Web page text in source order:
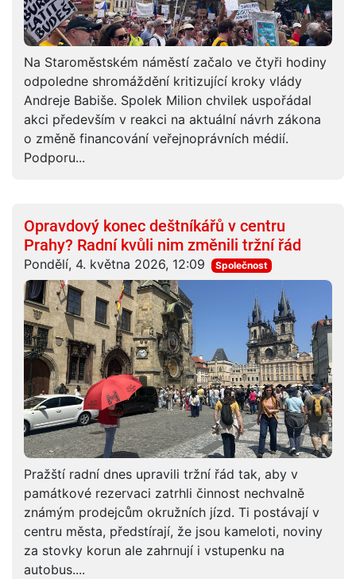
Na Staroměstském náměstí začalo ve čtyři hodiny
odpoledne shromáždění kritizující kroky vlády
Andreje Babiše. Spolek Milion chvilek uspořádal
akci především v reakci na aktuální návrh zákona
o změně financování veřejnoprávních médií.
Podporu...
Opravdový konec deštníkářů v centru
Prahy? Radní kvůli nim změnili tržní řád
Pondělí, 4. května 2026, 12:09 Společnost
Pražští radní dnes upravili tržní řád tak, aby v
památkové rezervaci zatrhli činnost nechvalně
známým prodejcům okružních jízd. Ti postávají v
centru města, předstírají, že jsou kameloti, noviny
za stovky korun ale zahrnují i vstupenku na
autobus....